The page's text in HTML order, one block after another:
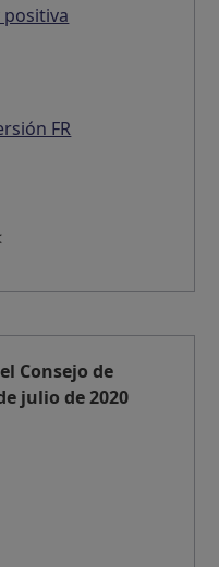
FR
Consejo de
julio de 2020